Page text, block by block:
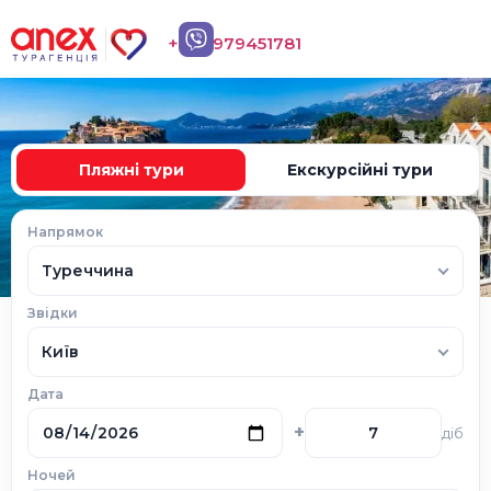
+380979451781
Пляжні тури Екскурсійні тури
Напрямок
Туреччина
Звідки
Київ
Дата
+ діб
Ночей